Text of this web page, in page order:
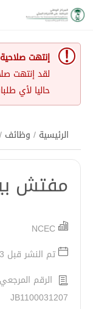
إنتهت
لقد إنتهت
حاليا لأي
الرئيسية / وظائف
مفتش
NCEC
تم النشر قبل 3 سنوات
الرقم
JB1100031207